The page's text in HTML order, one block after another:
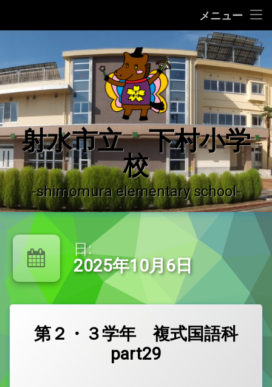
メニュー
学校の沿革
学校運営の概況
♪ 校歌 ♪
運用ガイドライン
登校許可証明書
やっちーの紹介
下村小学校だより
新型コロナウイルス感染症治癒報告書
小学校教育課程研究集会（県西部） 外国語活動・外国
ン
ツ
へ
ス
キ
ッ
プ
射水市立 下村小学
校
-shimomura elementary school-
日:
2025年10月6日
第２・３学年 複式国語科
part29